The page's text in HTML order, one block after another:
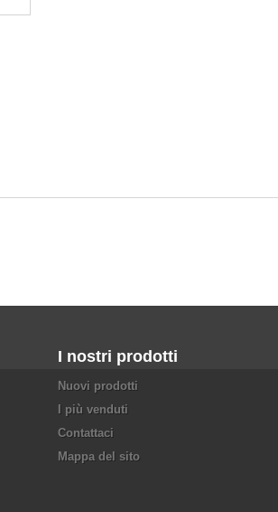
I nostri prodotti
Nuovi prodotti
I più venduti
Contattaci
Mappa del sito